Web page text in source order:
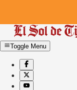
Toggle Menu